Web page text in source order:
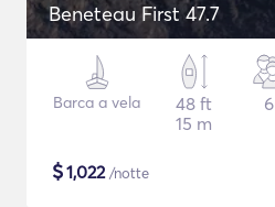
Beneteau First 47.7
Barca a vela
48 ft
15 m
6
$1,022/notte